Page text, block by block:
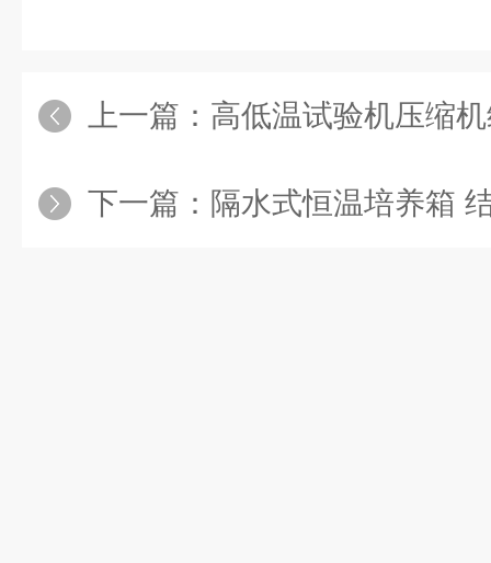
上一篇： 高低温试验机压缩
下一篇： 隔水式恒温培养箱